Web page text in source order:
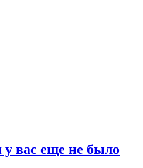
у вас еще не было